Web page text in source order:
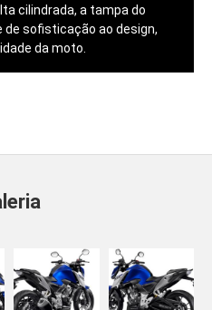
cilindrada, a tampa do
sofisticação ao design,
da moto.